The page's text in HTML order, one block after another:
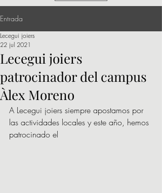
Entrada
Lecegui joiers
patrocinador del campus
Àlex Moreno
Lecegui joiers
22 jul 2021
A Lecegui joiers siempre apostamos por
las actividades locales y este año, hemos
patrocinado el